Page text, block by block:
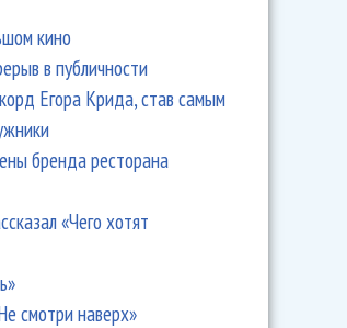
кино
в публичности
Егора Крида, став самым
бренда ресторана
«Чего хотят
смотри наверх»